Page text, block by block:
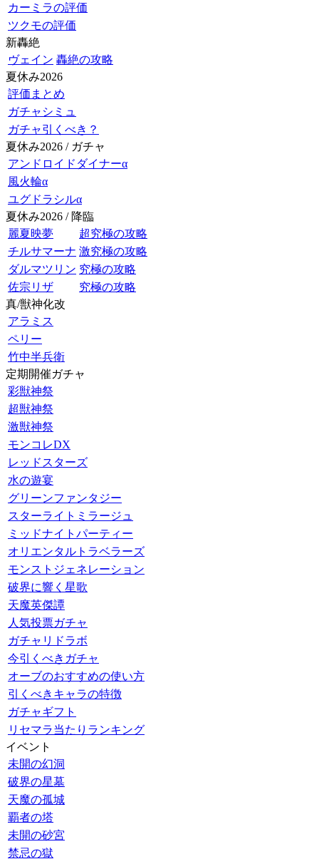
カーミラの評価
ツクモの評価
新轟絶
ヴェイン 轟絶の攻略
夏休み2026
評価まとめ
ガチャシミュ
ガチャ引くべき？
夏休み2026 / ガチャ
アンドロイドダイナーα
風火輪α
ユグドラシルα
夏休み2026 / 降臨
麗夏映夢
超究極の攻略
チルサマーナ 激究極の攻略
ダルマツリン 究極の攻略
佐宗リザ
究極の攻略
真/獣神化改
アラミス
ペリー
竹中半兵衛
定期開催ガチャ
彩獣神祭
超獣神祭
激獣神祭
モンコレDX
レッドスターズ
水の遊宴
グリーンファンタジー
スターライトミラージュ
ミッドナイトパーティー
オリエンタルトラベラーズ
モンストジェネレーション
破界に響く星歌
天魔英傑譚
人気投票ガチャ
ガチャリドラボ
今引くべきガチャ
オーブのおすすめの使い方
引くべきキャラの特徴
ガチャギフト
リセマラ当たりランキング
イベント
未開の幻洞
破界の星墓
天魔の孤城
覇者の塔
未開の砂宮
禁忌の獄